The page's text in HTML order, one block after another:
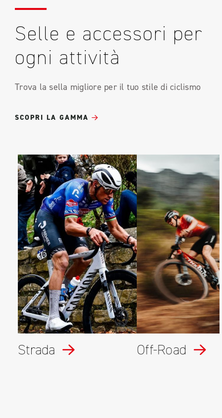
Selle e accessori per
ogni attività
Trova la sella migliore per il tuo stile di ciclismo
SCOPRI LA GAMMA
Strada Off-Road